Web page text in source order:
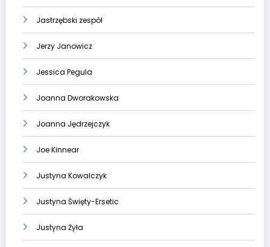
Jastrzębski zespół
Jerzy Janowicz
Jessica Pegula
Joanna Dworakowska
Joanna Jędrzejczyk
Joe Kinnear
Justyna Kowalczyk
Justyna Święty-Ersetic
Justyna Żyła